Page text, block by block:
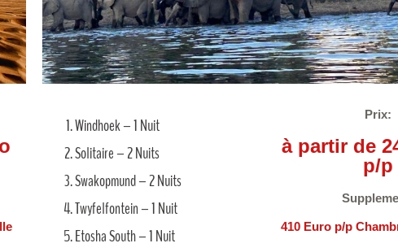
Windhoek – 1 Nuit
Solitaire – 2 Nuits
Swakopmund – 2 Nuits
Twyfelfontein – 1 Nuit
Etosha South – 1 Nuit
Prix:
à partir de
p/p
410 Euro p/p